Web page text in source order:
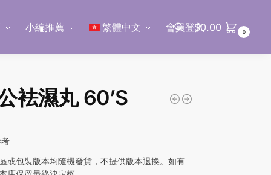
小編推薦 繁體中文 會員登入
$0.00 0
袪濕丸 60’S
或包裝版本均隨機發貨，不提供版本退換。如有